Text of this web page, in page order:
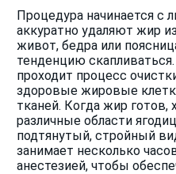
Процедура начинается с
аккуратно удаляют жир
живот, бедра или
тенденцию
проходит процесс
здоровые жировые
тканей. Когда жир готов,
различные области
подтянутый, стройный
занимает несколько
анестезией, чтобы